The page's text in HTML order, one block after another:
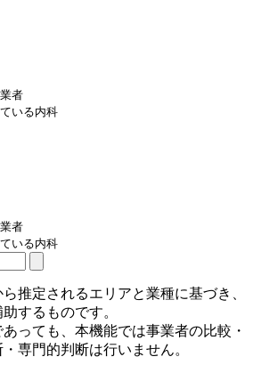
者
いる内科
者
いる内科
推定されるエリアと業種に基づき、
するものです。
っても、本機能では事業者の比較・
専門的判断は行いません。